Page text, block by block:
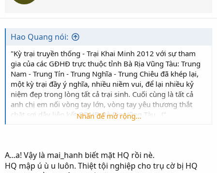
Hao Quang nói:
"Kỳ trại truyền thống - Trại Khai Minh 2012 với sự tham
gia của các GĐHĐ trực thuộc tỉnh Bà Rịa Vũng Tàu: Trung
Nam - Trung Tín - Trung Nghĩa - Trung Chiêu đã khép lại,
một kỳ trại đầy ý nghĩa, nhiều niềm vui, để lại nhiều kỷ
niệm đẹp trong lòng tất cả trại sinh. Cuối cùng là tất cả
anh chị em nối vòng tay lớn, vòng tay yêu thương thắt
chặt sợi dây liên kết GĐHĐ Bà Rịa Vũng Tàu...!"
Nhấn để mở rộng...
A...a! Vậy là mai_hanh biết mặt HQ rồi nè.
HQ mập ú ù u luôn. Thiệt tội nghiệp cho trụ cờ bị HQ